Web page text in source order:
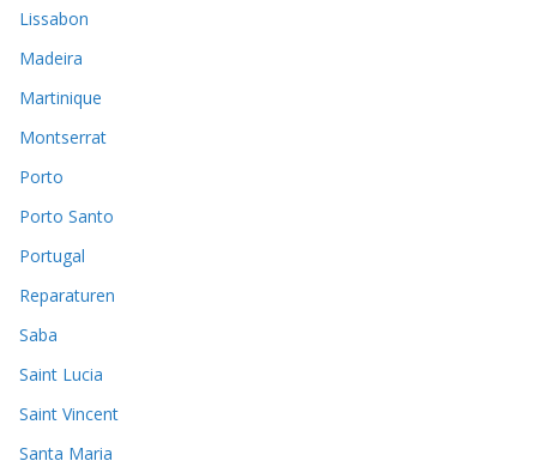
Lissabon
Madeira
Martinique
Montserrat
Porto
Porto Santo
Portugal
Reparaturen
Saba
Saint Lucia
Saint Vincent
Santa Maria